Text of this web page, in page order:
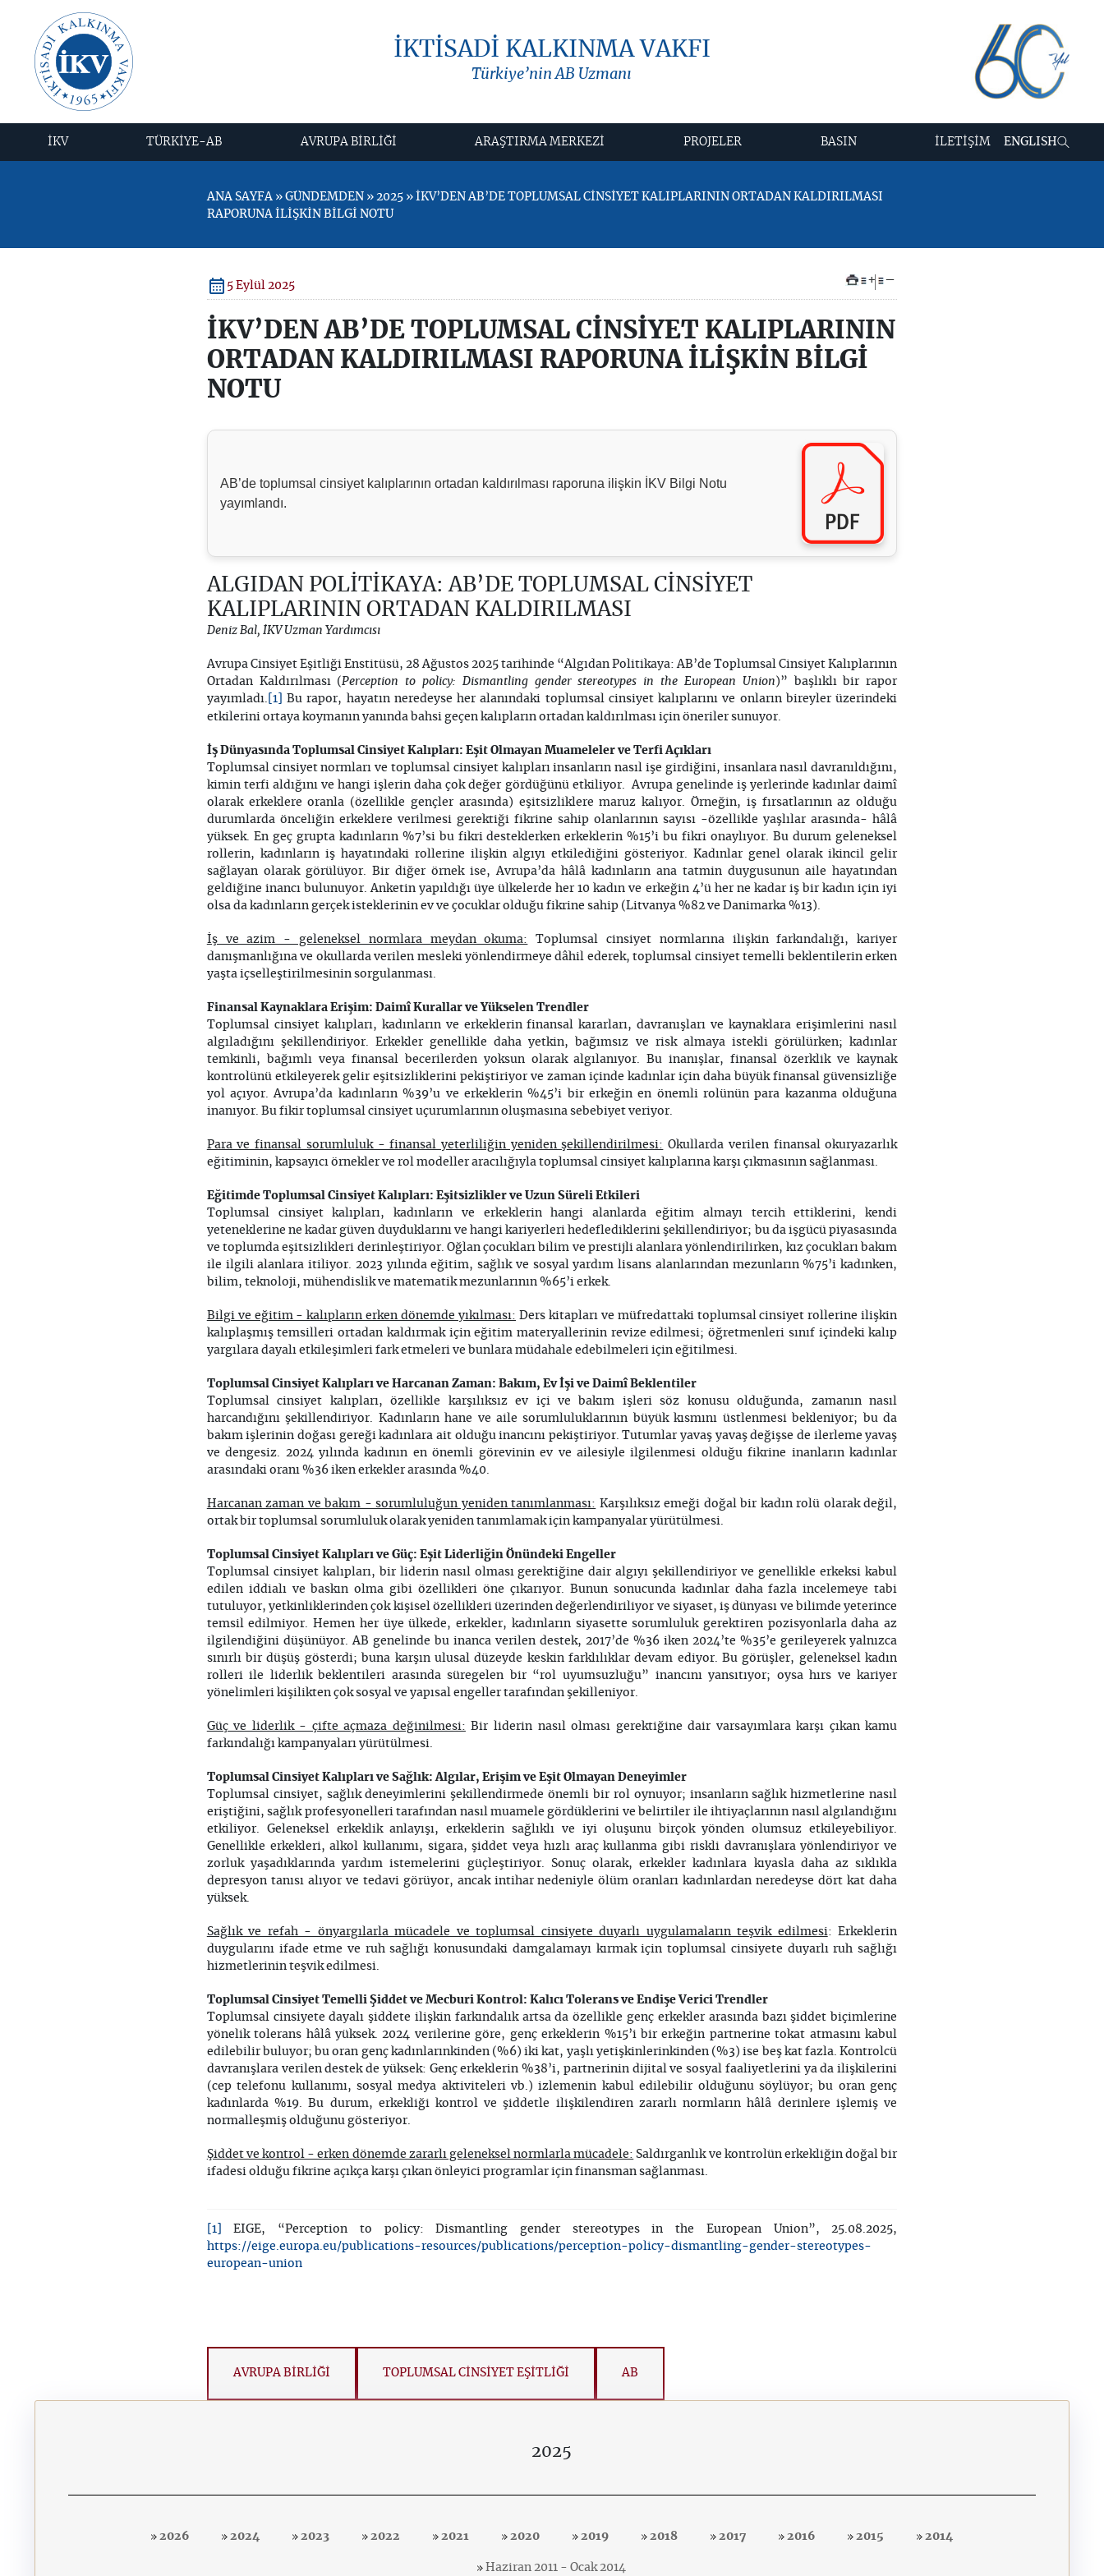
İKTİSADİ KALKINMA VAKFI
Türkiye’nin AB Uzmanı
İKV TÜRKİYE-AB AVRUPA BİRLİĞİ ARAŞTIRMA MERKEZİ PROJELER BASIN İLETİŞİM ENGLISH
ANA SAYFA » GÜNDEMDEN » 2025 » İKV’DEN AB’DE TOPLUMSAL CİNSİYET KALIPLARININ ORTADAN KALDIRILMASI
RAPORUNA İLİŞKİN BİLGİ NOTU
5 Eylül 2025 + –
İKV’DEN AB’DE TOPLUMSAL CİNSİYET KALIPLARININ
ORTADAN KALDIRILMASI RAPORUNA İLİŞKİN BİLGİ
NOTU
AB’de toplumsal cinsiyet kalıplarının ortadan kaldırılması raporuna ilişkin İKV Bilgi Notu
yayımlandı.
ALGIDAN POLİTİKAYA: AB’DE TOPLUMSAL CİNSİYET
KALIPLARININ ORTADAN KALDIRILMASI
Deniz Bal, İKV Uzman Yardımcısı
Avrupa Cinsiyet Eşitliği Enstitüsü, 28 Ağustos 2025 tarihinde “Algıdan Politikaya: AB’de Toplumsal Cinsiyet Kalıplarının
Ortadan Kaldırılması (Perception to policy: Dismantling gender stereotypes in the European Union )” başlıklı bir rapor
yayımladı. [1]
Bu rapor, hayatın neredeyse her alanındaki toplumsal cinsiyet kalıplarını ve onların bireyler üzerindeki
etkilerini ortaya koymanın yanında bahsi geçen kalıpların ortadan kaldırılması için öneriler sunuyor.
İş Dünyasında Toplumsal Cinsiyet Kalıpları: Eşit Olmayan Muameleler ve Terfi Açıkları
Toplumsal cinsiyet normları ve toplumsal cinsiyet kalıpları insanların nasıl işe girdiğini, insanlara nasıl davranıldığını,
kimin terfi aldığını ve hangi işlerin daha çok değer gördüğünü etkiliyor. Avrupa genelinde iş yerlerinde kadınlar daimî
olarak erkeklere oranla (özellikle gençler arasında) eşitsizliklere maruz kalıyor. Örneğin, iş fırsatlarının az olduğu
durumlarda önceliğin erkeklere verilmesi gerektiği fikrine sahip olanlarının sayısı -özellikle yaşlılar arasında- hâlâ
yüksek. En geç grupta kadınların %7’si bu fikri desteklerken erkeklerin %15’i bu fikri onaylıyor. Bu durum geleneksel
rollerin, kadınların iş hayatındaki rollerine ilişkin algıyı etkilediğini gösteriyor. Kadınlar genel olarak ikincil gelir
sağlayan olarak görülüyor. Bir diğer örnek ise, Avrupa’da hâlâ kadınların ana tatmin duygusunun aile hayatından
geldiğine inancı bulunuyor. Anketin yapıldığı üye ülkelerde her 10 kadın ve erkeğin 4’ü her ne kadar iş bir kadın için iyi
olsa da kadınların gerçek isteklerinin ev ve çocuklar olduğu fikrine sahip (Litvanya %82 ve Danimarka %13).
İş ve azim - geleneksel normlara meydan okuma: Toplumsal cinsiyet normlarına ilişkin farkındalığı, kariyer
danışmanlığına ve okullarda verilen mesleki yönlendirmeye dâhil ederek, toplumsal cinsiyet temelli beklentilerin erken
yaşta içselleştirilmesinin sorgulanması.
Finansal Kaynaklara Erişim: Daimî Kurallar ve Yükselen Trendler
Toplumsal cinsiyet kalıpları, kadınların ve erkeklerin finansal kararları, davranışları ve kaynaklara erişimlerini nasıl
algıladığını şekillendiriyor. Erkekler genellikle daha yetkin, bağımsız ve risk almaya istekli görülürken; kadınlar
temkinli, bağımlı veya finansal becerilerden yoksun olarak algılanıyor. Bu inanışlar, finansal özerklik ve kaynak
kontrolünü etkileyerek gelir eşitsizliklerini pekiştiriyor ve zaman içinde kadınlar için daha büyük finansal güvensizliğe
yol açıyor. Avrupa’da kadınların %39’u ve erkeklerin %45’i bir erkeğin en önemli rolünün para kazanma olduğuna
inanıyor. Bu fikir toplumsal cinsiyet uçurumlarının oluşmasına sebebiyet veriyor.
Para ve finansal sorumluluk - finansal yeterliliğin yeniden şekillendirilmesi: Okullarda verilen finansal okuryazarlık
eğitiminin, kapsayıcı örnekler ve rol modeller aracılığıyla toplumsal cinsiyet kalıplarına karşı çıkmasının sağlanması.
Eğitimde Toplumsal Cinsiyet Kalıpları: Eşitsizlikler ve Uzun Süreli Etkileri
Toplumsal cinsiyet kalıpları, kadınların ve erkeklerin hangi alanlarda eğitim almayı tercih ettiklerini, kendi
yeteneklerine ne kadar güven duyduklarını ve hangi kariyerleri hedeflediklerini şekillendiriyor; bu da işgücü piyasasında
ve toplumda eşitsizlikleri derinleştiriyor. Oğlan çocukları bilim ve prestijli alanlara yönlendirilirken, kız çocukları bakım
ile ilgili alanlara itiliyor. 2023 yılında eğitim, sağlık ve sosyal yardım lisans alanlarından mezunların %75’i kadınken,
bilim, teknoloji, mühendislik ve matematik mezunlarının %65’i erkek.
Bilgi ve eğitim - kalıpların erken dönemde yıkılması: Ders kitapları ve müfredattaki toplumsal cinsiyet rollerine ilişkin
kalıplaşmış temsilleri ortadan kaldırmak için eğitim materyallerinin revize edilmesi; öğretmenleri sınıf içindeki kalıp
yargılara dayalı etkileşimleri fark etmeleri ve bunlara müdahale edebilmeleri için eğitilmesi.
Toplumsal Cinsiyet Kalıpları ve Harcanan Zaman: Bakım, Ev İşi ve Daimî Beklentiler
Toplumsal cinsiyet kalıpları, özellikle karşılıksız ev içi ve bakım işleri söz konusu olduğunda, zamanın nasıl
harcandığını şekillendiriyor. Kadınların hane ve aile sorumluluklarının büyük kısmını üstlenmesi bekleniyor; bu da
bakım işlerinin doğası gereği kadınlara ait olduğu inancını pekiştiriyor. Tutumlar yavaş yavaş değişse de ilerleme yavaş
ve dengesiz. 2024 yılında kadının en önemli görevinin ev ve ailesiyle ilgilenmesi olduğu fikrine inanların kadınlar
arasındaki oranı %36 iken erkekler arasında %40.
Harcanan zaman ve bakım - sorumluluğun yeniden tanımlanması: Karşılıksız emeği doğal bir kadın rolü olarak değil,
ortak bir toplumsal sorumluluk olarak yeniden tanımlamak için kampanyalar yürütülmesi.
Toplumsal Cinsiyet Kalıpları ve Güç: Eşit Liderliğin Önündeki Engeller
Toplumsal cinsiyet kalıpları, bir liderin nasıl olması gerektiğine dair algıyı şekillendiriyor ve genellikle erkeksi kabul
edilen iddialı ve baskın olma gibi özellikleri öne çıkarıyor. Bunun sonucunda kadınlar daha fazla incelemeye tabi
tutuluyor, yetkinliklerinden çok kişisel özellikleri üzerinden değerlendiriliyor ve siyaset, iş dünyası ve bilimde yeterince
temsil edilmiyor. Hemen her üye ülkede, erkekler, kadınların siyasette sorumluluk gerektiren pozisyonlarla daha az
ilgilendiğini düşünüyor. AB genelinde bu inanca verilen destek, 2017’de %36 iken 2024’te %35’e gerileyerek yalnızca
sınırlı bir düşüş gösterdi; buna karşın ulusal düzeyde keskin farklılıklar devam ediyor. Bu görüşler, geleneksel kadın
rolleri ile liderlik beklentileri arasında süregelen bir “rol uyumsuzluğu” inancını yansıtıyor; oysa hırs ve kariyer
yönelimleri kişilikten çok sosyal ve yapısal engeller tarafından şekilleniyor.
Güç ve liderlik - çifte açmaza değinilmesi: Bir liderin nasıl olması gerektiğine dair varsayımlara karşı çıkan kamu
farkındalığı kampanyaları yürütülmesi.
Toplumsal Cinsiyet Kalıpları ve Sağlık: Algılar, Erişim ve Eşit Olmayan Deneyimler
Toplumsal cinsiyet, sağlık deneyimlerini şekillendirmede önemli bir rol oynuyor; insanların sağlık hizmetlerine nasıl
eriştiğini, sağlık profesyonelleri tarafından nasıl muamele gördüklerini ve belirtiler ile ihtiyaçlarının nasıl algılandığını
etkiliyor. Geleneksel erkeklik anlayışı, erkeklerin sağlıklı ve iyi oluşunu birçok yönden olumsuz etkileyebiliyor.
Genellikle erkekleri, alkol kullanımı, sigara, şiddet veya hızlı araç kullanma gibi riskli davranışlara yönlendiriyor ve
zorluk yaşadıklarında yardım istemelerini güçleştiriyor. Sonuç olarak, erkekler kadınlara kıyasla daha az sıklıkla
depresyon tanısı alıyor ve tedavi görüyor, ancak intihar nedeniyle ölüm oranları kadınlardan neredeyse dört kat daha
yüksek.
Sağlık ve refah - önyargılarla mücadele ve toplumsal cinsiyete duyarlı uygulamaların teşvik edilmesi: Erkeklerin
duygularını ifade etme ve ruh sağlığı konusundaki damgalamayı kırmak için toplumsal cinsiyete duyarlı ruh sağlığı
hizmetlerinin teşvik edilmesi.
Toplumsal Cinsiyet Temelli Şiddet ve Mecburi Kontrol: Kalıcı Tolerans ve Endişe Verici Trendler
Toplumsal cinsiyete dayalı şiddete ilişkin farkındalık artsa da özellikle genç erkekler arasında bazı şiddet biçimlerine
yönelik tolerans hâlâ yüksek. 2024 verilerine göre, genç erkeklerin %15’i bir erkeğin partnerine tokat atmasını kabul
edilebilir buluyor; bu oran genç kadınlarınkinden (%6) iki kat, yaşlı yetişkinlerinkinden (%3) ise beş kat fazla. Kontrolcü
davranışlara verilen destek de yüksek: Genç erkeklerin %38’i, partnerinin dijital ve sosyal faaliyetlerini ya da ilişkilerini
(cep telefonu kullanımı, sosyal medya aktiviteleri vb.) izlemenin kabul edilebilir olduğunu söylüyor; bu oran genç
kadınlarda %19. Bu durum, erkekliği kontrol ve şiddetle ilişkilendiren zararlı normların hâlâ derinlere işlemiş ve
normalleşmiş olduğunu gösteriyor.
Şiddet ve kontrol - erken dönemde zararlı geleneksel normlarla mücadele: Saldırganlık ve kontrolün erkekliğin doğal bir
ifadesi olduğu fikrine açıkça karşı çıkan önleyici programlar için finansman sağlanması.
[1]
EIGE, “Perception to policy: Dismantling gender stereotypes in the European Union”, 25.08.2025,
https://eige.europa.eu/publications-resources/publications/perception-policy-dismantling-gender-stereotypes-
european-union
AVRUPA BİRLİĞİ TOPLUMSAL CİNSİYET EŞİTLİĞİ AB
2025
2026 2024 2023 2022 2021 2020 2019 2018 2017 2016 2015 2014
Haziran 2011 - Ocak 2014